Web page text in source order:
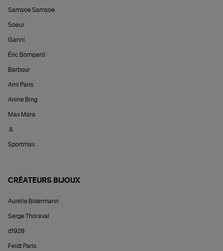
Samsoe Samsoe
Soeur
Ganni
Éric Bompard
Barbour
Ami Paris
Anine Bing
Max Mara
&
Sportmax
CRÉATEURS BIJOUX
Aurélie Bidermann
Serge Thoraval
d1928
Feidt Paris